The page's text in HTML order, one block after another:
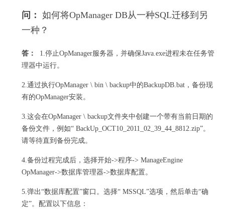
问： 如何将OpManager DB从一种SQL迁移到另
一种？
答：
1.停止OpManager服务器，并确保Java.exe进程未在任务管
理器中运行。
2.通过执行OpManager \ bin \ backup中的BackupDB.bat，备份现
有的OpManager安装。
3.这会在OpManager \ backup文件夹中创建一个带有当前日期的
备份文件，例如“ BackUp_OCT10_2011_02_39_44_8812.zip”。
请等待直到备份完成。
4.备份过程完成后，选择开始->程序-> ManageEngine
OpManager->数据库管理器->数据库配置。
5.弹出“数据库配置”窗口。 选择“ MSSQL”选项，然后单击“确
定”。 配置以下信息：